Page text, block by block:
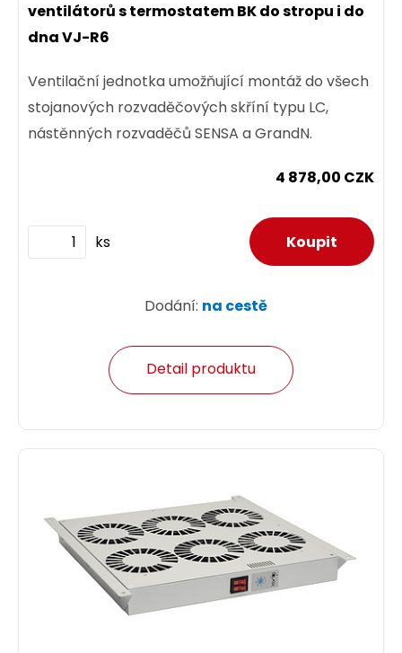
ventilátorů s termostatem BK do stropu i do
dna VJ-R6
Ventilační jednotka umožňující montáž do všech
stojanových rozvaděčových skříní typu LC,
nástěnných rozvaděčů SENSA a GrandN.
4 878,00 CZK
ks
Dodání: na cestě
Detail produktu